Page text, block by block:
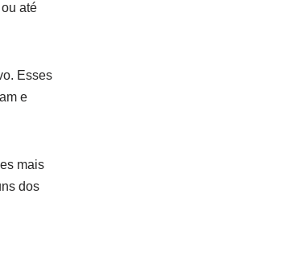
até
Esses
e
mais
dos